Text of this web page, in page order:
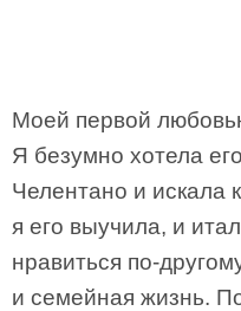
Моей первой
Я безумно хотела
Челентано и искала
я его выучила, и
нравиться по-
и семейная жизнь.